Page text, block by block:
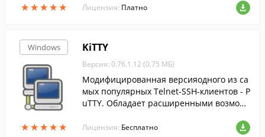
★★★★★
★★★★★ Лицензия: Платно
Windows
★★★★★
★★★★★
KiTTY
Версия: 0.76.1.12 (0.75 МБ)
Модифицированная версияодного из са
мых популярных Telnet-SSH-клиентов - P
uTTY. Обладает расширенными возмож
м кодом.
Лицензия: Бесплатно